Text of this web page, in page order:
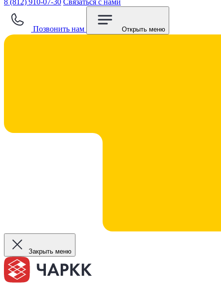
8 (812) 910-07-30 Связаться с нами
Позвонить нам Открыть меню
Закрыть меню